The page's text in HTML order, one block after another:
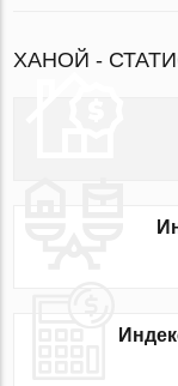
ХАНОЙ -